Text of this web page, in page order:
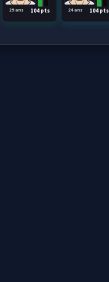
104 pts
29 ans 104 pts
24 ans